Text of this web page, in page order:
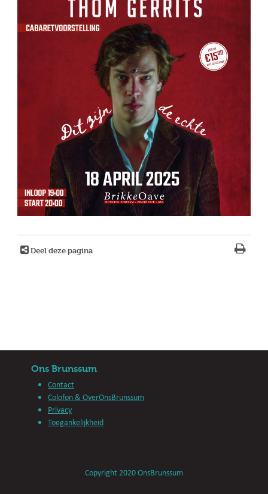
Deel deze pagina
Ons Brunssum
Contact
Colofon & OverOnsBrunssum
Privacy
Toegankelijkheid
Copyright 2020 OnsBrunssum